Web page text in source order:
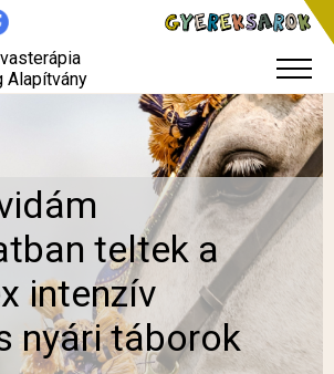
Alapítvány
teltek a
intenzív
nyári táborok